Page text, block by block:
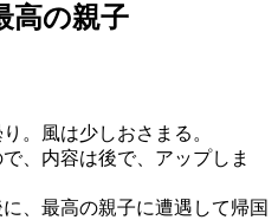
高の親子
。風は少しおさまる。
、内容は後で、アップしま
、最高の親子に遭遇して帰国